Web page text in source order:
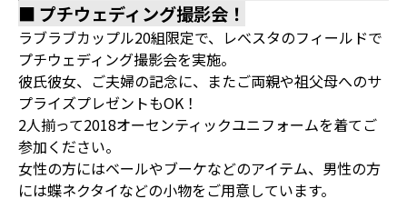
■ プチウェディング撮影会！
ラブラブカップル20組限定で、レべスタのフィールドで
プチウェディング撮影会を実施。
彼氏彼女、ご夫婦の記念に、またご両親や祖父母へのサ
プライズプレゼントもOK！
2人揃って2018オーセンティックユニフォームを着てご
参加ください。
女性の方にはベールやブーケなどのアイテム、男性の方
には蝶ネクタイなどの小物をご用意しています。